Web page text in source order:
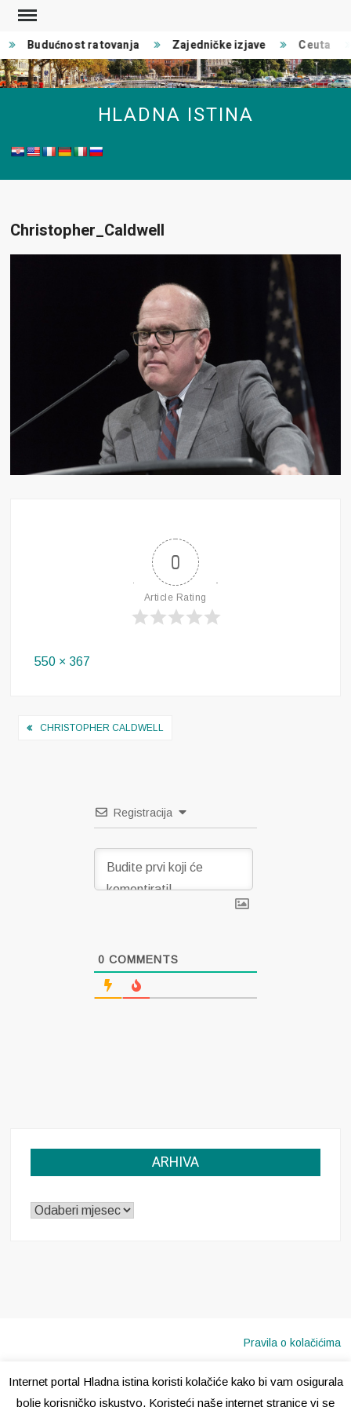
Skip
contentBudućnost ratovanja Zajedničke izjave Ceuta
HLADNA ISTINA
Christopher_Caldwell
0
Article Rating
Full
550 × 367
Navigacija
CHRISTOPHER CALDWELL
Registracija
0 COMMENTS
ARHIVA
ARHIVA
Pravila o kolačićima
Internet portal Hladna istina koristi kolačiće kako bi vam osigurala
bolje korisničko iskustvo. Koristeći naše internet stranice vi se
Copyright © 2020 · Sva prava pridržana · Hladna Istina